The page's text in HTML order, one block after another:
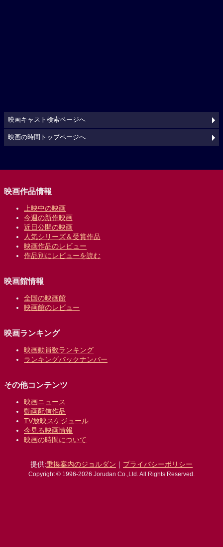
映画キャスト検索ページへ
映画の時間トップページへ
映画作品情報
上映中の映画
今週の新作映画
近日公開の映画
人気シリーズ＆受賞作品
映画作品のレビュー
作品別にレビューを読む
映画館情報
全国の映画館
映画館のレビュー
映画ランキング
映画動員数ランキング
ランキングバックナンバー
その他コンテンツ
映画ニュース
動画配信作品
TV放映スケジュール
今見る映画情報
映画の時間について
提供:乗換案内のジョルダン ｜ プライバシーポリシー
Copyright © 1996-2026 Jorudan Co.,Ltd. All Rights Reserved.